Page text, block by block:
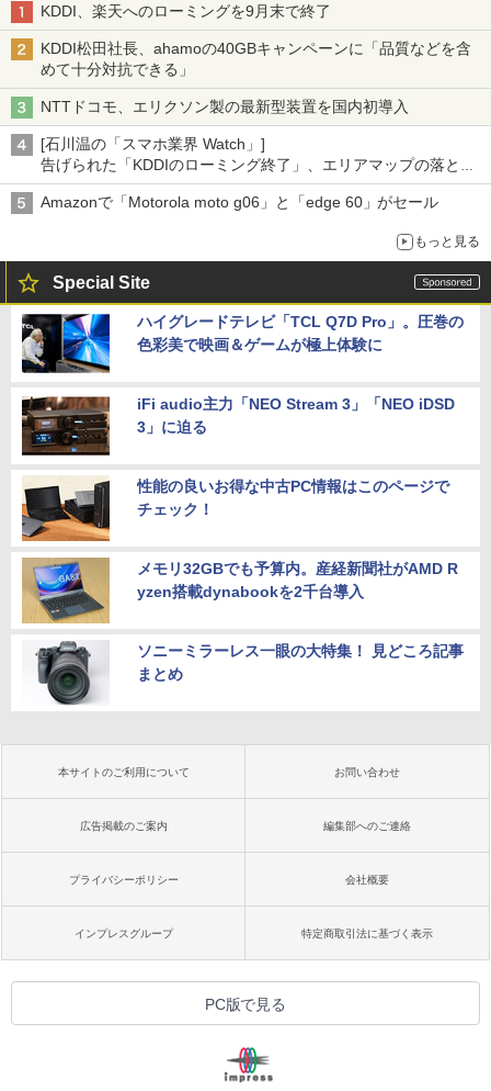
KDDI、楽天へのローミングを9月末で終了
KDDI松田社長、ahamoの40GBキャンペーンに「品質などを含
めて十分対抗できる」
NTTドコモ、エリクソン製の最新型装置を国内初導入
[石川温の「スマホ業界 Watch」]
告げられた「KDDIのローミング終了」、エリアマップの落とし
穴と楽天モバイルの課題
Amazonで「Motorola moto g06」と「edge 60」がセール
もっと見る
Special Site
ハイグレードテレビ「TCL Q7D Pro」。圧巻の
色彩美で映画＆ゲームが極上体験に
iFi audio主力「NEO Stream 3」「NEO iDSD
3」に迫る
性能の良いお得な中古PC情報はこのページで
チェック！
メモリ32GBでも予算内。産経新聞社がAMD R
yzen搭載dynabookを2千台導入
ソニーミラーレス一眼の大特集！ 見どころ記事
まとめ
本サイトのご利用について お問い合わせ
広告掲載のご案内 編集部へのご連絡
プライバシーポリシー 会社概要
インプレスグループ 特定商取引法に基づく表示
PC版で見る